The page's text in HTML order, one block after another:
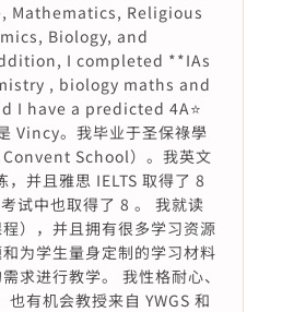
Mathematics, Religious
Biology, and
I completed **IAs
, biology maths and
I have a predicted 4A⭐️
Vincy。我毕业于圣保祿學
School）。我英文
，并且雅思 IELTS 取得了 8
试中也取得了 8 。 我就读
），并且拥有很多学习资源
为学生量身定制的学习材料
求进行教学。 我性格耐心、
也有机会教授来自 YWGS 和